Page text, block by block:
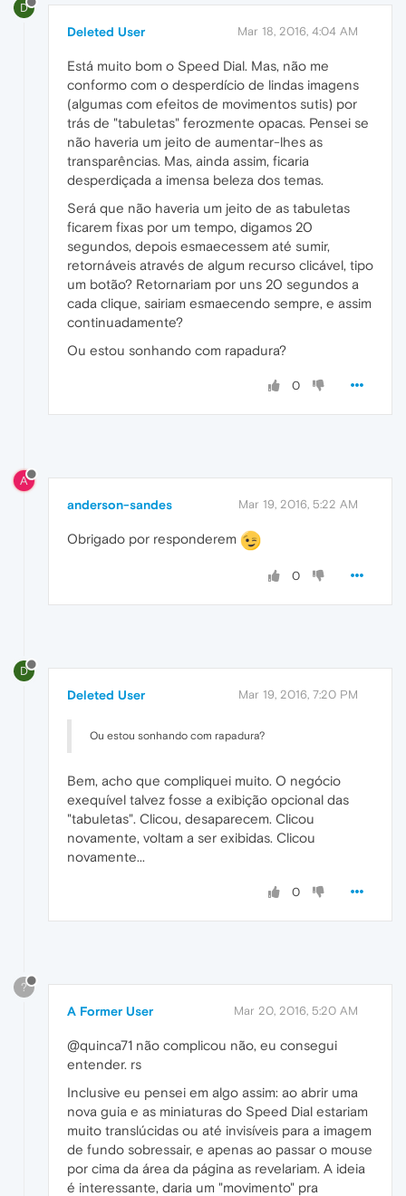
D
Deleted User Mar 18, 2016, 4:04 AM
Está muito bom o Speed Dial. Mas, não me
conformo com o desperdício de lindas imagens
(algumas com efeitos de movimentos sutis) por
trás de "tabuletas" ferozmente opacas. Pensei se
não haveria um jeito de aumentar-lhes as
transparências. Mas, ainda assim, ficaria
desperdiçada a imensa beleza dos temas.
Será que não haveria um jeito de as tabuletas
ficarem fixas por um tempo, digamos 20
segundos, depois esmaecessem até sumir,
retornáveis através de algum recurso clicável, tipo
um botão? Retornariam por uns 20 segundos a
cada clique, sairiam esmaecendo sempre, e assim
continuadamente?
Ou estou sonhando com rapadura?
0
A
anderson-sandes Mar 19, 2016, 5:22 AM
Obrigado por responderem
0
D
Deleted User Mar 19, 2016, 7:20 PM
Ou estou sonhando com rapadura?
Bem, acho que compliquei muito. O negócio
exequível talvez fosse a exibição opcional das
"tabuletas". Clicou, desaparecem. Clicou
novamente, voltam a ser exibidas. Clicou
novamente...
0
?
A Former User Mar 20, 2016, 5:20 AM
@quinca71 não complicou não, eu consegui
entender. rs
Inclusive eu pensei em algo assim: ao abrir uma
nova guia e as miniaturas do Speed Dial estariam
muito translúcidas ou até invisíveis para a imagem
de fundo sobressair, e apenas ao passar o mouse
por cima da área da página as revelariam. A ideia
é interessante, daria um "movimento" pra